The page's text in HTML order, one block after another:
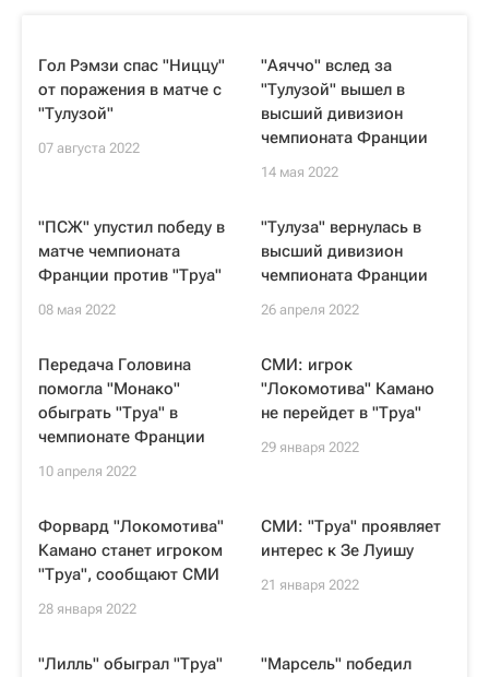
Гол Рэмзи спас "Ниццу"
от поражения в матче с
"Тулузой"
07 августа 2022
"Аяччо" вслед за
"Тулузой" вышел в
высший дивизион
чемпионата Франции
14 мая 2022
"ПСЖ" упустил победу в
матче чемпионата
Франции против "Труа"
08 мая 2022
"Тулуза" вернулась в
высший дивизион
чемпионата Франции
26 апреля 2022
Передача Головина
помогла "Монако"
обыграть "Труа" в
чемпионате Франции
10 апреля 2022
СМИ: игрок
"Локомотива" Камано
не перейдет в "Труа"
29 января 2022
Форвард "Локомотива"
Камано станет игроком
"Труа", сообщают СМИ
28 января 2022
СМИ: "Труа" проявляет
интерес к Зе Луишу
21 января 2022
"Лилль" обыграл "Труа"
"Марсель" победил